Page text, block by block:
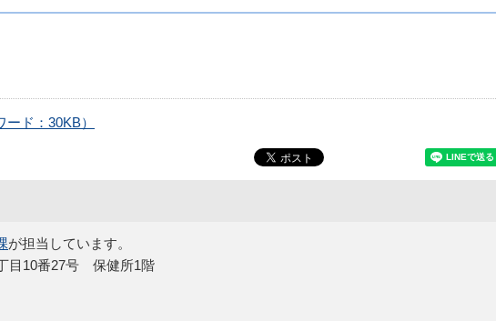
ド：30KB）
が担当しています。
目10番27号 保健所1階